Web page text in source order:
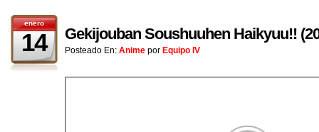
enero
14 Gekijouban Soushuuhen Haikyuu!!
Posteado En: Anime por Equipo IV